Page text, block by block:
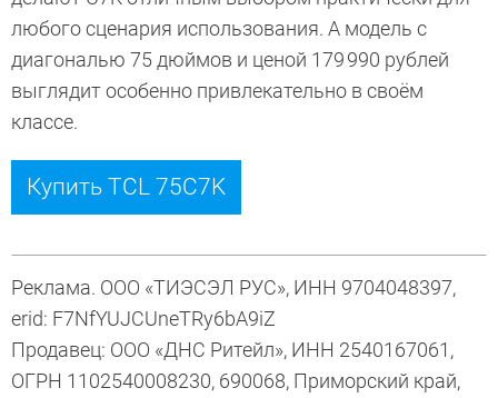
любого сценария использования. А модель с
диагональю 75 дюймов и ценой 179 990 рублей
выглядит особенно привлекательно в своём
классе.
Купить TCL 75C7K
Реклама. ООО «ТИЭСЭЛ РУС», ИНН 9704048397,
erid: F7NfYUJCUneTRy6bA9iZ
Продавец: ООО «ДНС Ритейл», ИНН 2540167061,
ОГРН 1102540008230, 690068, Приморский край,